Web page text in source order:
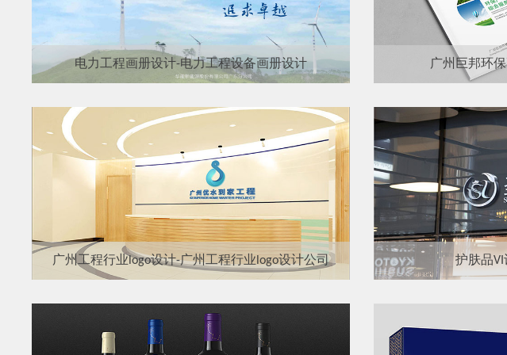
电力工程画册设计-电力工程设备画册设计 广州巨邦环
广州工程行业logo设计-广州工程行业logo设计公司 护肤品